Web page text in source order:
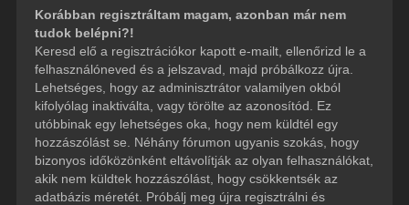
Korábban regisztráltam magam, azonban már nem
tudok belépni?!
Keresd elő a regisztrációkor kapott e-mailt, ellenőrizd le a
felhasználóneved és a jelszavad, majd próbálkozz újra.
Lehetséges, hogy az adminisztrátor valamilyen okból
kifolyólag inaktiválta, vagy törölte az azonosítód. Ez
utóbbinak egy lehetséges oka, hogy nem küldtél egy
hozzászólást se. Néhány fórumon ugyanis szokás, hogy
bizonyos időközönként eltávolítják az olyan felhasználókat,
akik nem küldtek hozzászólást, hogy csökkentsék az
adatbázis méretét. Próbálj meg újra regisztrálni és